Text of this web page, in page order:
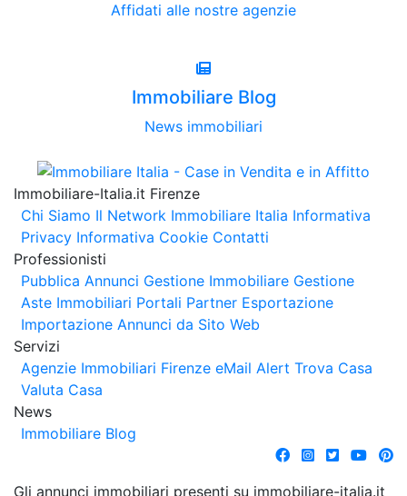
Affidati alle nostre agenzie
Immobiliare Blog
News immobiliari
Immobiliare-Italia.it Firenze
Chi Siamo Il Network Immobiliare Italia Informativa
Privacy Informativa Cookie Contatti
Professionisti
Pubblica Annunci Gestione Immobiliare Gestione
Aste Immobiliari Portali Partner Esportazione
Importazione Annunci da Sito Web
Servizi
Agenzie Immobiliari Firenze eMail Alert Trova Casa
Valuta Casa
News
Immobiliare Blog
Gli annunci immobiliari presenti su immobiliare-italia.it